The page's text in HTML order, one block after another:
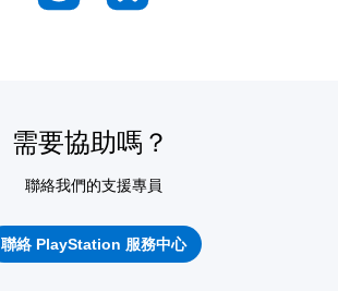
需要協助嗎？
聯絡我們的支援專員
聯絡 PlayStation 服務中心